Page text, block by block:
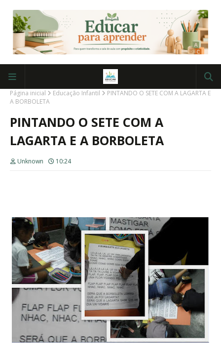
Página inicial Educação Infantil
PINTANDO O SETE COM A LAGARTA E
A BORBOLETA
PINTANDO O SETE COM A
LAGARTA E A BORBOLETA
Unknown 10:24